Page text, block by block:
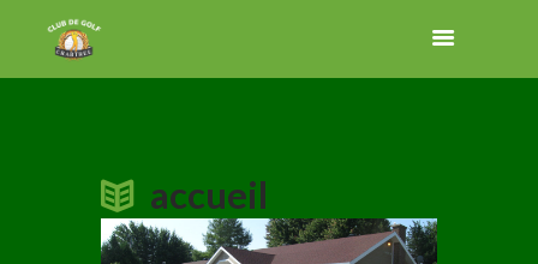
accueil